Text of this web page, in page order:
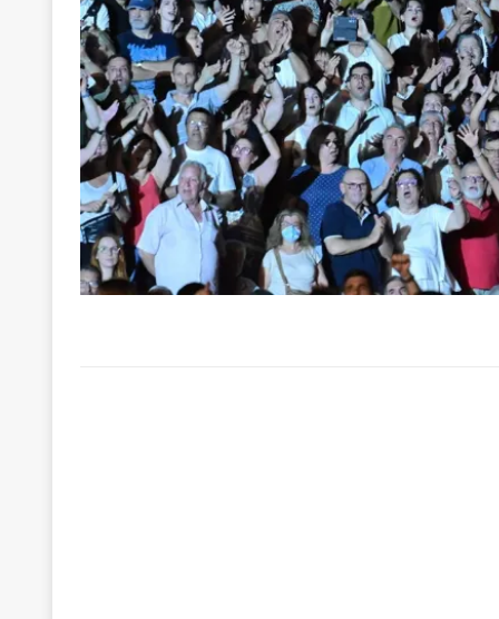
των δύο κομμάτων και όχι Ανδρουλάκη -Τσίπρα.
[ 3 Αυγούστου 2026 ] Η τραγωδία της
μπορούν να φέρουν την αλλαγή
ΠΡΟΕΚΤΑΣΕΙΣ
[ 3 Αυγούστου 2026 ] Γιατί λιγοστεύουν «τα
εμβληματικό «Πολίτη Κέιν»
ΠΑΡΕΜΒΑΣΕΙΣ
[ 3 Αυγούστου 2026 ] Το Νομικό DNA του
[ 3 Αυγούστου 2026 ] Το γάλλιο και η
[ 3 Αυγούστου 2026 ] «Εδοξάσθη κρυπτομένη